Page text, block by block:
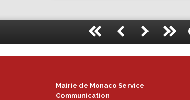
Mairie de Monaco Service
Communication